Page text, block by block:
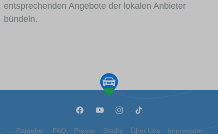
entsprechenden Angebote der lokalen Anbieter
bündeln.
Ratgeber FAQ Presse Städte Über Uns Impressum